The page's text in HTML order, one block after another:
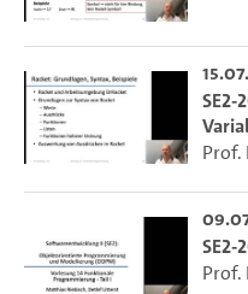
SE2-
Prof.
SE2-
Prof.